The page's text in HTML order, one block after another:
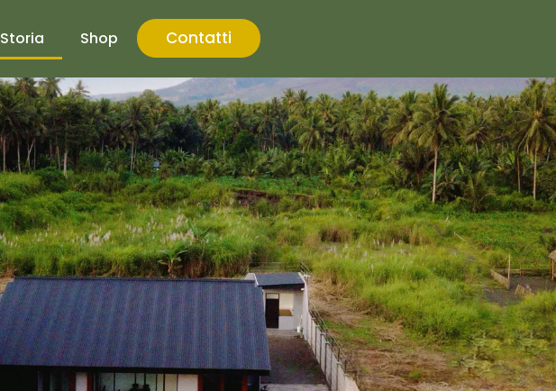
Storia Shop Contatti